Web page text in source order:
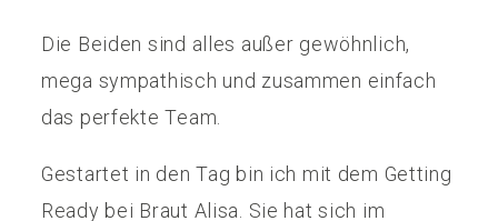
Die Beiden sind alles außer gewöhnlich,
mega sympathisch und zusammen einfach
das perfekte Team.
Gestartet in den Tag bin ich mit dem Getting
Ready bei Braut Alisa. Sie hat sich im